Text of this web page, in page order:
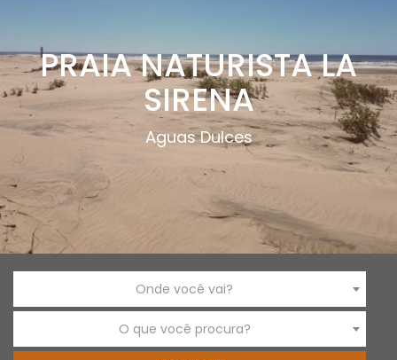
PRAIA NATURISTA LA
SIRENA
Aguas Dulces
Onde você vai?
O que você procura?